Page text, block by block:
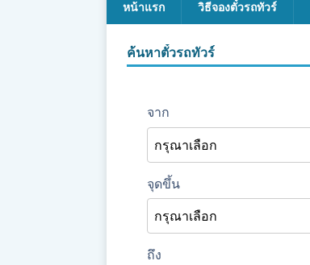
หน้าแรก วิธีจองตั๋วรถทัวร์
ค้นหาตั๋วรถทัวร์